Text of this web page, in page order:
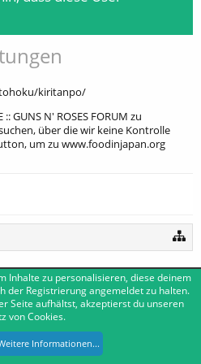
kiritanpo/
GUNS N' ROSES FORUM zu
über die wir keine Kontrolle
um zu www.foodinjapan.org
Kontakt
Nutzungsbedingungen
Datenschutzerklärung
embeds by s9e
by Pixel Exit
Inhalte zu personalisieren, diese deinem
der Registrierung angemeldet zu halten.
Seite aufhältst, akzeptierst du unseren
von Cookies.
Informationen...